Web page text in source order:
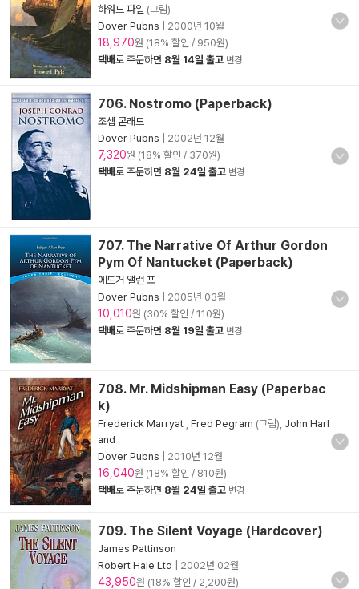
하워드 파일 (그림)
Dover Pubns
2000년 10월
18,970원 (18% 할인 / 950원)
택배로 주문하면 8월 14일 출고 변경
706. Nostromo (Paperback)
조셉 콘래드
Dover Pubns
2002년 12월
7,320원 (18% 할인 / 370원)
택배로 주문하면 8월 24일 출고 변경
707. The Narrative Of Arthur Gordon
Pym Of Nantucket (Paperback)
에드거 앨런 포
Dover Pubns
2005년 03월
10,010원 (30% 할인 / 110원)
택배로 주문하면 8월 19일 출고 변경
708. Mr. Midshipman Easy (Paperbac
k)
Frederick Marryat Fred Pegram (그림), John Harl
and
Dover Pubns
2010년 12월
16,040원 (18% 할인 / 810원)
택배로 주문하면 8월 24일 출고 변경
709. The Silent Voyage (Hardcover)
James Pattinson
Robert Hale Ltd
2002년 02월
43,950원 (18% 할인 / 2,200원)